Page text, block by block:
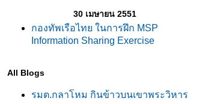
30 เมษายน 2551
กองทัพเรือไทย ในการฝึก MSP
Information Sharing Exercise
All Blogs
รมต.กลาโหม กินข้าวบนเขาพระวิหาร